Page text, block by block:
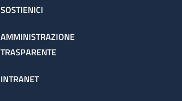
SOSTIENICI
AMMINISTRAZIONE
TRASPARENTE
INTRANET